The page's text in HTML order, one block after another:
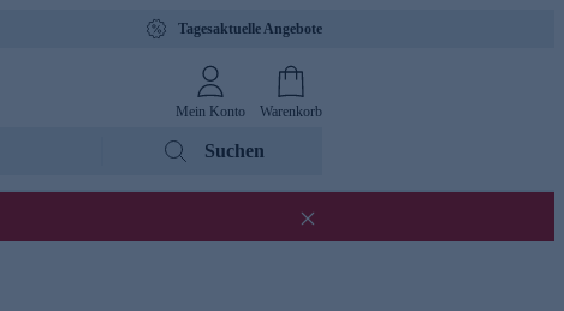
Tagesaktuelle Angebote
Mein Konto Warenkorb
Suchen